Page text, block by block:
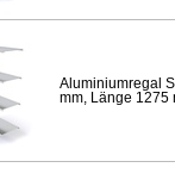
Aluminiumregal
mm, Länge 1275